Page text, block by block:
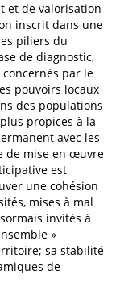
et de valorisation
inscrit dans une
piliers du
de diagnostic,
par le
pouvoirs locaux
des populations
propices à la
avec les
de mise en œuvre
est
une cohésion
mises à mal
invités à
»
sa stabilité
de